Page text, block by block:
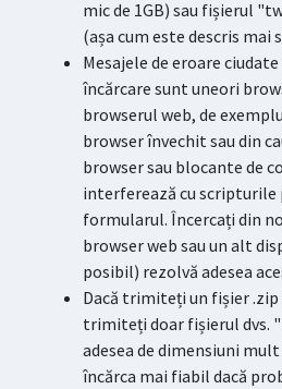
mic de 1GB) sau fișierul
(așa cum este descris mai
Mesajele de eroare
încărcare sunt uneori
browserul web, de
browser învechit sau din
browser sau blocante de
interferează cu scripturile
formularul. Încercați din
browser web sau un alt
posibil) rezolvă adesea
Dacă trimiteți un fișier .zip
trimiteți doar fișierul dvs.
adesea de dimensiuni
încărca mai fiabil dacă